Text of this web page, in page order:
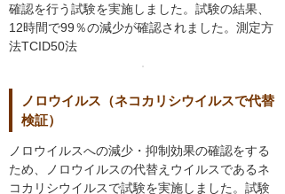
確認を行う試験を実施しました。試験の結果、
12時間で99％の減少が確認されました。測定方
法TCID50法
ノロウイルス（ネコカリシウイルスで代替
検証）
ノロウイルスへの減少・抑制効果の確認をする
ため、ノロウイルスの代替えウイルスであるネ
コカリシウイルスで試験を実施しました。試験